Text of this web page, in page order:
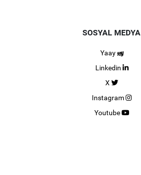
SOSYAL MEDYA
Yaay
Linkedin
X
Instagram
Youtube